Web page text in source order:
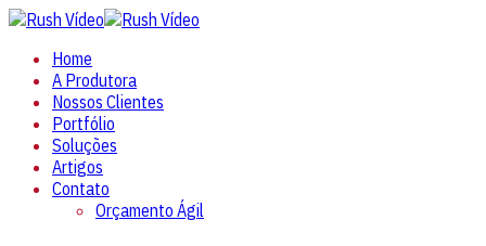
Home
A Produtora
Nossos Clientes
Portfólio
Soluções
Artigos
Contato
Orçamento Ágil